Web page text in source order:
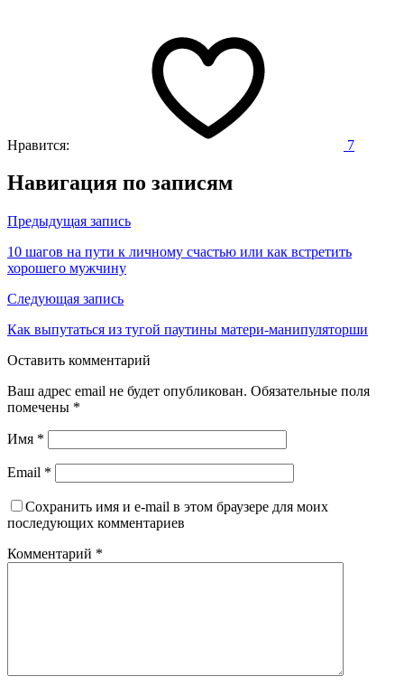
Нравится: 7
Навигация по записям
Предыдущая запись
10 шагов на пути к личному счастью или как встретить
хорошего мужчину
Следующая запись
Как выпутаться из тугой паутины матери-манипуляторши
Оставить комментарий
Ваш адрес email не будет опубликован. Обязательные поля
помечены *
Имя *
Email *
Сохранить имя и e-mail в этом браузере для моих
последующих комментариев
Комментарий *